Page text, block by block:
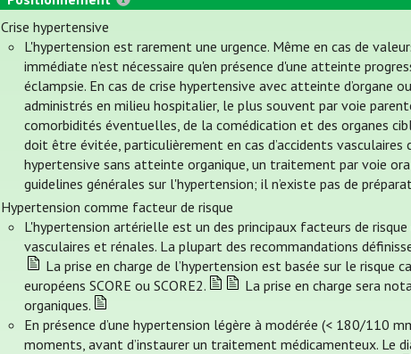
Crise hypertensive
L'hypertension est rarement une urgence. Même en cas de
immédiate n’est nécessaire qu'en présence d'une atteinte
éclampsie. En cas de crise hypertensive avec atteinte
administrés en milieu hospitalier, le plus souvent par voie
comorbidités éventuelles, de la comédication et des organes
doit être évitée, particulièrement en cas d’accidents vasculaires
hypertensive sans atteinte organique, un traitement par voie
guidelines générales sur l'hypertension; il n’existe pas de
Hypertension comme facteur de risque
L'hypertension artérielle est un des principaux facteurs de
vasculaires et rénales. La plupart des recommandations
La prise en charge de l’hypertension est basée sur le risque
européens SCORE ou SCORE2.
La prise en charge sera
organiques.
En présence d’une hypertension légère à modérée (< 180/110
moments, avant d’instaurer un traitement médicamenteux. Le